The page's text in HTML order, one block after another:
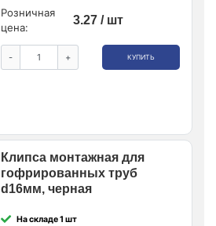
Розничная
цена:
3.27 / шт
- + КУПИТЬ
Клипса монтажная для
гофрированных труб
d16мм, черная
На складе 1 шт